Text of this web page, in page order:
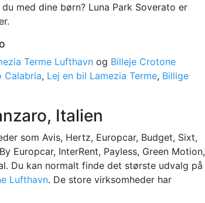
med dine børn? Luna Park Soverato er
Terme Lufthavn og Billeje Crotone
Calabria, Lej en bil Lamezia Terme, Billige
Italien
som Avis, Hertz, Europcar, Budget, Sixt,
Europcar, InterRent, Payless, Green Motion,
Du kan normalt finde det største udvalg på
Lufthavn. De store virksomheder har